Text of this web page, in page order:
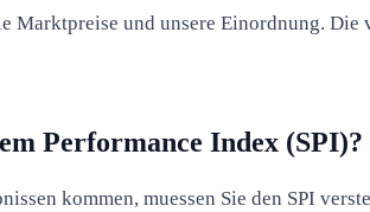
Marktpreise und unsere Einordnung. Die
Performance Index (SPI)?
kommen, muessen Sie den SPI